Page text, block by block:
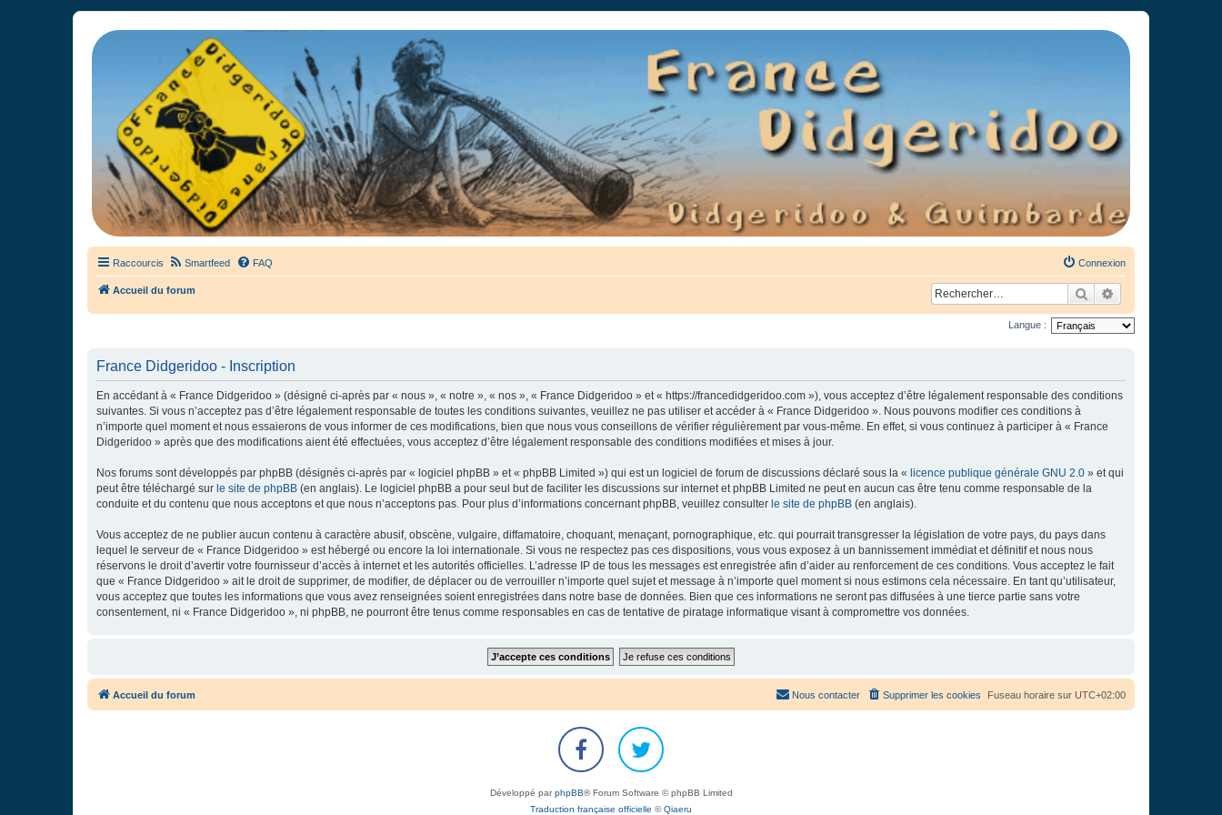
France Didgeridoo
Didgeridoo et Guimbarde sur France Didgeridoo - retrouvez la communauté.
Raccourcis Smartfeed FAQ Connexion
Accueil du forum Rechercher
Langue :
France Didgeridoo - Inscription
En accédant à « France Didgeridoo » (désigné ci-après par « nous », « notre », « nos », « France Didgeridoo » et « https://francedidgeridoo.com »), vous acceptez d’être légalement responsable des conditions
suivantes. Si vous n’acceptez pas d’être légalement responsable de toutes les conditions suivantes, veuillez ne pas utiliser et accéder à « France Didgeridoo ». Nous pouvons modifier ces conditions à
n’importe quel moment et nous essaierons de vous informer de ces modifications, bien que nous vous conseillons de vérifier régulièrement par vous-même. En effet, si vous continuez à participer à « France
Didgeridoo » après que des modifications aient été effectuées, vous acceptez d’être légalement responsable des conditions modifiées et mises à jour.
Nos forums sont développés par phpBB (désignés ci-après par « logiciel phpBB » et « phpBB Limited ») qui est un logiciel de forum de discussions déclaré sous la « licence publique générale GNU 2.0 » et qui
peut être téléchargé sur le site de phpBB (en anglais). Le logiciel phpBB a pour seul but de faciliter les discussions sur internet et phpBB Limited ne peut en aucun cas être tenu comme responsable de la
conduite et du contenu que nous acceptons et que nous n’acceptons pas. Pour plus d’informations concernant phpBB, veuillez consulter le site de phpBB (en anglais).
Vous acceptez de ne publier aucun contenu à caractère abusif, obscène, vulgaire, diffamatoire, choquant, menaçant, pornographique, etc. qui pourrait transgresser la législation de votre pays, du pays dans
lequel le serveur de « France Didgeridoo » est hébergé ou encore la loi internationale. Si vous ne respectez pas ces dispositions, vous vous exposez à un bannissement immédiat et définitif et nous nous
réservons le droit d’avertir votre fournisseur d’accès à internet et les autorités officielles. L’adresse IP de tous les messages est enregistrée afin d’aider au renforcement de ces conditions. Vous acceptez le fait
que « France Didgeridoo » ait le droit de supprimer, de modifier, de déplacer ou de verrouiller n’importe quel sujet et message à n’importe quel moment si nous estimons cela nécessaire. En tant qu’utilisateur,
vous acceptez que toutes les informations que vous avez renseignées soient enregistrées dans notre base de données. Bien que ces informations ne seront pas diffusées à une tierce partie sans votre
consentement, ni « France Didgeridoo », ni phpBB, ne pourront être tenus comme responsables en cas de tentative de piratage informatique visant à compromettre vos données.
Accueil du forum Fuseau horaire sur UTC+02:00
Supprimer les cookies
Nous contacter
Développé parphpBB® Forum Software © phpBB Limited
Traduction française officielle ©Qiaeru